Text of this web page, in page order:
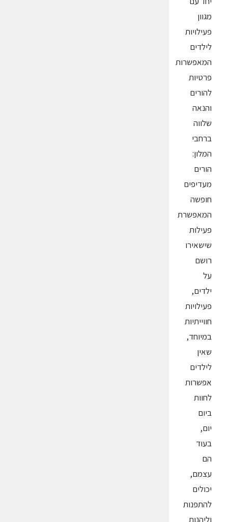
מגוון
פעילויות
לילדים
המאפשרות
פרטיות
להורים
והנאה
שלווה
ברחבי
המלון:
הורים
מעדיפים
חופשה
המאפשרת
פעילות
שישאירו
רושם
על
ילדים,
פעילויות
חווייתיות
במיוחד,
שאין
לילדים
אפשרות
לחוות
ביום
יום,
בעוד
הם
עצמם,
יכולים
להתפנות
וליהנות